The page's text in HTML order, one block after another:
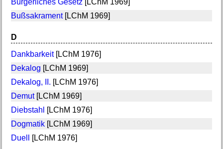
Bürgerliches Gesetz [LChM 1969]
Bußsakrament[LChM 1969]
D
Dankbarkeit[LChM 1976]
Dekalog [LChM 1969]
Dekalog, II. [LChM 1976]
Demut[LChM 1969]
Diebstahl
[LChM 1976]
Dogmatik[LChM 1969]
Duell
[LChM 1976]